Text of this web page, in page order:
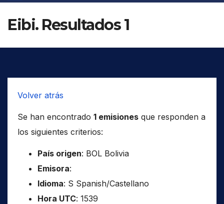
Eibi. Resultados 1
Volver atrás
Se han encontrado 1 emisiones que responden a
los siguientes criterios:
País origen: BOL Bolivia
Emisora:
Idioma: S Spanish/Castellano
Hora UTC: 1539